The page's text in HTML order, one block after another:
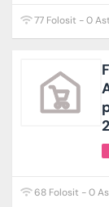
77 Folosit - 0
68 Folosit - 0